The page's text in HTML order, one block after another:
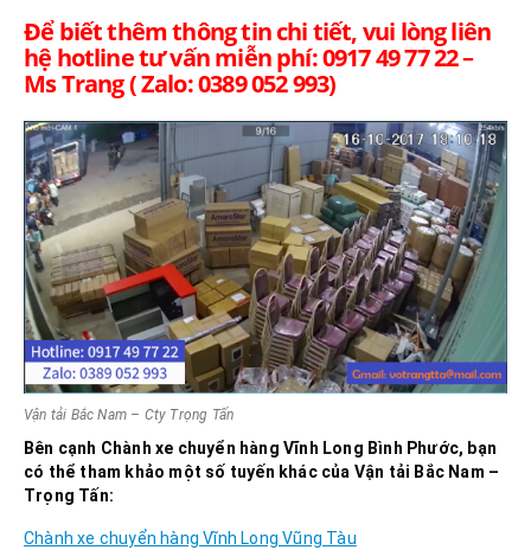
Để biết thêm thông tin chi tiết, vui lòng liên
hệ hotline tư vấn miễn phí: 0917 49 77 22 –
Ms Trang ( Zalo: 0389 052 993)
Vận tải Bắc Nam – Cty Trọng Tấn
Bên cạnh Chành xe chuyển hàng Vĩnh Long Bình Phước, bạn
có thể tham khảo một số tuyến khác của Vận tải Bắc Nam –
Trọng Tấn:
Chành xe chuyển hàng Vĩnh Long Vũng Tàu